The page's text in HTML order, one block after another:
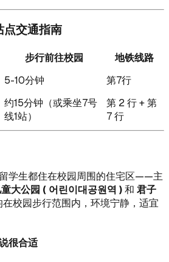
交通指南
步行前往校园
地铁线路
5-10分钟 第7行
约15分钟（或乘坐7号
线1站）
第 2 行 + 第
7 行
学生都住在校园周围的住宅区——主
大公园 ( 어린이대공원역 )和 君子
校园步行范围内，环境宁静，适宜
很合适